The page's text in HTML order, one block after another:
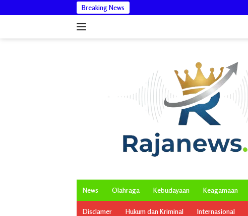
ke
Breaking News
News Olahraga Kebudayaan Keagamaan
Disclamer Hukum dan Kriminal Internasional